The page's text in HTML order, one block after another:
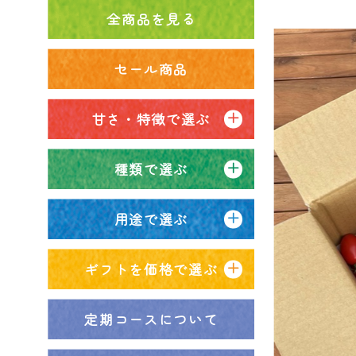
全商品を見る
セール商品
甘さ・特徴で選ぶ
種類で選ぶ
用途で選ぶ
ギフトを価格で選ぶ
定期コースについて